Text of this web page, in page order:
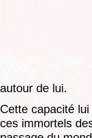
autour de lui.
Cette capacité
ces immortels